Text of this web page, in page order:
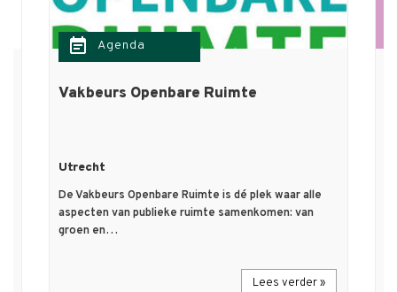
event_note Agenda
Vakbeurs Openbare Ruimte
Utrecht
De Vakbeurs Openbare Ruimte is dé plek waar alle
aspecten van publieke ruimte samenkomen: van
groen en…
Lees verder »